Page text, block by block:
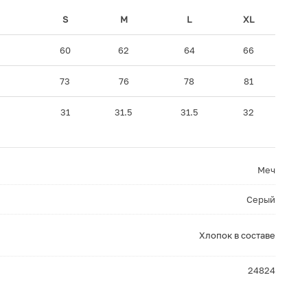
S M L XL
60 62 64 66
73 76 78 81
31 31.5 31.5 32
Меч
Серый
Хлопок в составе
24824